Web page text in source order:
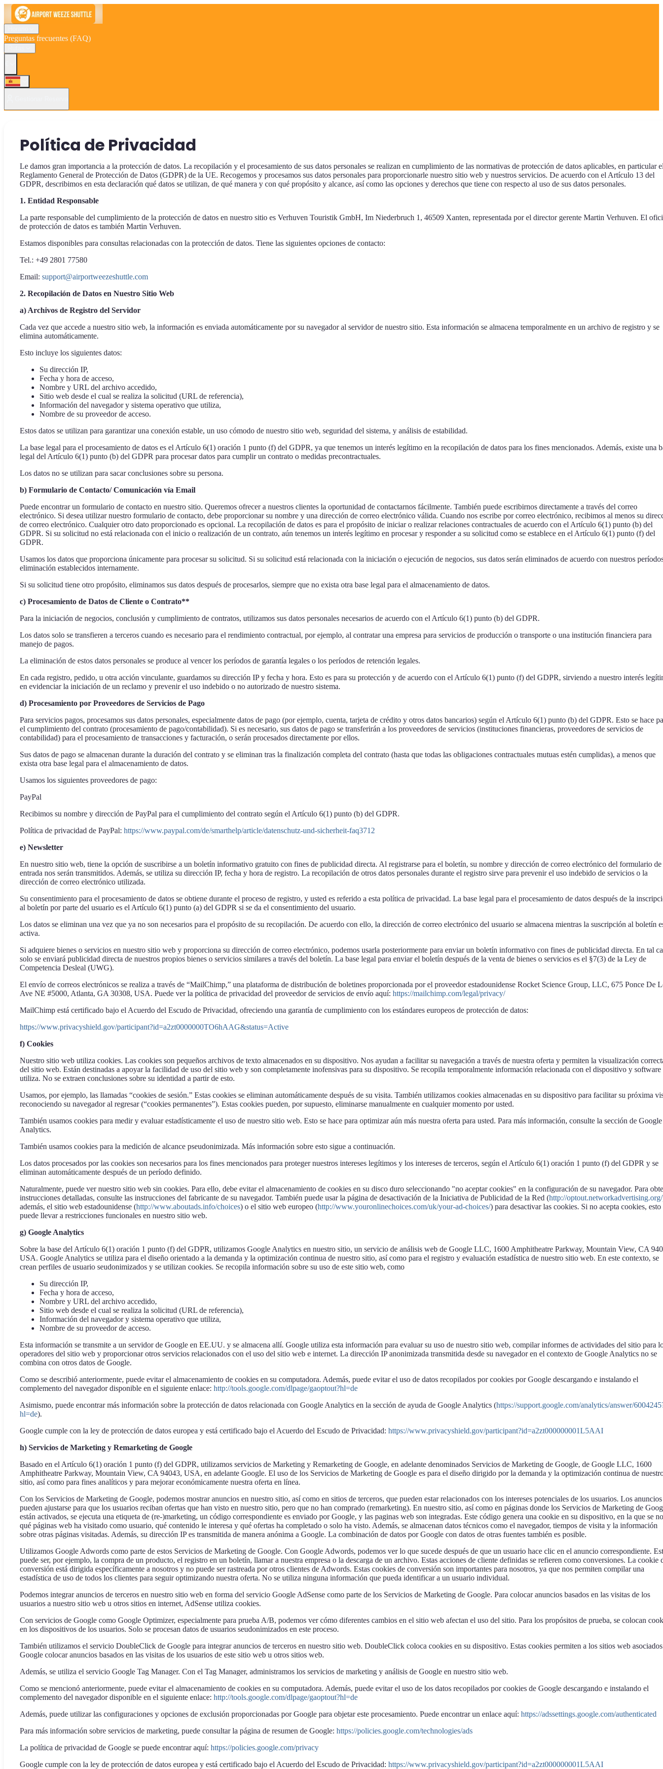
Preguntas frecuentes (FAQ)
Política de Privacidad
Le damos gran importancia a la protección de datos. La recopilación y el procesamiento de sus datos personales se realizan en cumplimiento de las normativas de protección de datos aplicables, en particular
Reglamento General de Protección de Datos (GDPR) de la UE. Recogemos y procesamos sus datos personales para proporcionarle nuestro sitio web y nuestros servicios. De acuerdo con el Artículo 13 del
GDPR, describimos en esta declaración qué datos se utilizan, de qué manera y con qué propósito y alcance, así como las opciones y derechos que tiene con respecto al uso de sus datos personales.
1. Entidad Responsable
La parte responsable del cumplimiento de la protección de datos en nuestro sitio es Verhuven Touristik GmbH, Im Niederbruch 1, 46509 Xanten, representada por el director gerente Martin Verhuven. El
de protección de datos es también Martin Verhuven.
Estamos disponibles para consultas relacionadas con la protección de datos. Tiene las siguientes opciones de contacto:
Tel.: +49 2801 77580
Email: support@airportweezeshuttle.com
2. Recopilación de Datos en Nuestro Sitio Web
a) Archivos de Registro del Servidor
Cada vez que accede a nuestro sitio web, la información es enviada automáticamente por su navegador al servidor de nuestro sitio. Esta información se almacena temporalmente en un archivo de registro y se
elimina automáticamente.
Esto incluye los siguientes datos:
Su dirección IP,
Fecha y hora de acceso,
Nombre y URL del archivo accedido,
Sitio web desde el cual se realiza la solicitud (URL de referencia),
Información del navegador y sistema operativo que utiliza,
Nombre de su proveedor de acceso.
Estos datos se utilizan para garantizar una conexión estable, un uso cómodo de nuestro sitio web, seguridad del sistema, y análisis de estabilidad.
La base legal para el procesamiento de datos es el Artículo 6(1) oración 1 punto (f) del GDPR, ya que tenemos un interés legítimo en la recopilación de datos para los fines mencionados. Además, existe una
legal del Artículo 6(1) punto (b) del GDPR para procesar datos para cumplir un contrato o medidas precontractuales.
Los datos no se utilizan para sacar conclusiones sobre su persona.
b) Formulario de Contacto/ Comunicación vía Email
Puede encontrar un formulario de contacto en nuestro sitio. Queremos ofrecer a nuestros clientes la oportunidad de contactarnos fácilmente. También puede escribirnos directamente a través del correo
electrónico. Si desea utilizar nuestro formulario de contacto, debe proporcionar su nombre y una dirección de correo electrónico válida. Cuando nos escribe por correo electrónico, recibimos al menos su
de correo electrónico. Cualquier otro dato proporcionado es opcional. La recopilación de datos es para el propósito de iniciar o realizar relaciones contractuales de acuerdo con el Artículo 6(1) punto (b) del
GDPR. Si su solicitud no está relacionada con el inicio o realización de un contrato, aún tenemos un interés legítimo en procesar y responder a su solicitud como se establece en el Artículo 6(1) punto (f) del
GDPR.
Usamos los datos que proporciona únicamente para procesar su solicitud. Si su solicitud está relacionada con la iniciación o ejecución de negocios, sus datos serán eliminados de acuerdo con nuestros
eliminación establecidos internamente.
Si su solicitud tiene otro propósito, eliminamos sus datos después de procesarlos, siempre que no exista otra base legal para el almacenamiento de datos.
c) Procesamiento de Datos de Cliente o Contrato**
Para la iniciación de negocios, conclusión y cumplimiento de contratos, utilizamos sus datos personales necesarios de acuerdo con el Artículo 6(1) punto (b) del GDPR.
Los datos solo se transfieren a terceros cuando es necesario para el rendimiento contractual, por ejemplo, al contratar una empresa para servicios de producción o transporte o una institución financiera para
manejo de pagos.
La eliminación de estos datos personales se produce al vencer los períodos de garantía legales o los períodos de retención legales.
En cada registro, pedido, u otra acción vinculante, guardamos su dirección IP y fecha y hora. Esto es para su protección y de acuerdo con el Artículo 6(1) punto (f) del GDPR, sirviendo a nuestro interés
en evidenciar la iniciación de un reclamo y prevenir el uso indebido o no autorizado de nuestro sistema.
d) Procesamiento por Proveedores de Servicios de Pago
Para servicios pagos, procesamos sus datos personales, especialmente datos de pago (por ejemplo, cuenta, tarjeta de crédito y otros datos bancarios) según el Artículo 6(1) punto (b) del GDPR. Esto se hace
el cumplimiento del contrato (procesamiento de pago/contabilidad). Si es necesario, sus datos de pago se transferirán a los proveedores de servicios (instituciones financieras, proveedores de servicios de
contabilidad) para el procesamiento de transacciones y facturación, o serán procesados directamente por ellos.
Sus datos de pago se almacenan durante la duración del contrato y se eliminan tras la finalización completa del contrato (hasta que todas las obligaciones contractuales mutuas estén cumplidas), a menos que
exista otra base legal para el almacenamiento de datos.
Usamos los siguientes proveedores de pago:
PayPal
Recibimos su nombre y dirección de PayPal para el cumplimiento del contrato según el Artículo 6(1) punto (b) del GDPR.
Política de privacidad de PayPal: https://www.paypal.com/de/smarthelp/article/datenschutz-und-sicherheit-faq3712
e) Newsletter
En nuestro sitio web, tiene la opción de suscribirse a un boletín informativo gratuito con fines de publicidad directa. Al registrarse para el boletín, su nombre y dirección de correo electrónico del formulario de
entrada nos serán transmitidos. Además, se utiliza su dirección IP, fecha y hora de registro. La recopilación de otros datos personales durante el registro sirve para prevenir el uso indebido de servicios o la
dirección de correo electrónico utilizada.
Su consentimiento para el procesamiento de datos se obtiene durante el proceso de registro, y usted es referido a esta política de privacidad. La base legal para el procesamiento de datos después de la
al boletín por parte del usuario es el Artículo 6(1) punto (a) del GDPR si se da el consentimiento del usuario.
Los datos se eliminan una vez que ya no son necesarios para el propósito de su recopilación. De acuerdo con ello, la dirección de correo electrónico del usuario se almacena mientras la suscripción al boletín
activa.
Si adquiere bienes o servicios en nuestro sitio web y proporciona su dirección de correo electrónico, podemos usarla posteriormente para enviar un boletín informativo con fines de publicidad directa. En tal
solo se enviará publicidad directa de nuestros propios bienes o servicios similares a través del boletín. La base legal para enviar el boletín después de la venta de bienes o servicios es el §7(3) de la Ley de
Competencia Desleal (UWG).
El envío de correos electrónicos se realiza a través de “MailChimp,” una plataforma de distribución de boletines proporcionada por el proveedor estadounidense Rocket Science Group, LLC, 675 Ponce De
Ave NE #5000, Atlanta, GA 30308, USA. Puede ver la política de privacidad del proveedor de servicios de envío aquí: https://mailchimp.com/legal/privacy/
MailChimp está certificado bajo el Acuerdo del Escudo de Privacidad, ofreciendo una garantía de cumplimiento con los estándares europeos de protección de datos:
https://www.privacyshield.gov/participant?id=a2zt0000000TO6hAAG&status=Active
f) Cookies
Nuestro sitio web utiliza cookies. Las cookies son pequeños archivos de texto almacenados en su dispositivo. Nos ayudan a facilitar su navegación a través de nuestra oferta y permiten la visualización
del sitio web. Están destinadas a apoyar la facilidad de uso del sitio web y son completamente inofensivas para su dispositivo. Se recopila temporalmente información relacionada con el dispositivo y software
utiliza. No se extraen conclusiones sobre su identidad a partir de esto.
Usamos, por ejemplo, las llamadas “cookies de sesión.” Estas cookies se eliminan automáticamente después de su visita. También utilizamos cookies almacenadas en su dispositivo para facilitar su próxima
reconociendo su navegador al regresar (“cookies permanentes”). Estas cookies pueden, por supuesto, eliminarse manualmente en cualquier momento por usted.
También usamos cookies para medir y evaluar estadísticamente el uso de nuestro sitio web. Esto se hace para optimizar aún más nuestra oferta para usted. Para más información, consulte la sección de Google
Analytics.
También usamos cookies para la medición de alcance pseudonimizada. Más información sobre esto sigue a continuación.
Los datos procesados por las cookies son necesarios para los fines mencionados para proteger nuestros intereses legítimos y los intereses de terceros, según el Artículo 6(1) oración 1 punto (f) del GDPR y se
eliminan automáticamente después de un período definido.
Naturalmente, puede ver nuestro sitio web sin cookies. Para ello, debe evitar el almacenamiento de cookies en su disco duro seleccionando "no aceptar cookies" en la configuración de su navegador. Para
instrucciones detalladas, consulte las instrucciones del fabricante de su navegador. También puede usar la página de desactivación de la Iniciativa de Publicidad de la Red (http://optout.networkadvertising.org/
además, el sitio web estadounidense (http://www.aboutads.info/choices) o el sitio web europeo (http://www.youronlinechoices.com/uk/your-ad-choices/) para desactivar las cookies. Si no acepta cookies, esto
puede llevar a restricciones funcionales en nuestro sitio web.
g) Google Analytics
Sobre la base del Artículo 6(1) oración 1 punto (f) del GDPR, utilizamos Google Analytics en nuestro sitio, un servicio de análisis web de Google LLC, 1600 Amphitheatre Parkway, Mountain View, CA
USA. Google Analytics se utiliza para el diseño orientado a la demanda y la optimización continua de nuestro sitio, así como para el registro y evaluación estadística de nuestro sitio web. En este contexto, se
crean perfiles de usuario seudonimizados y se utilizan cookies. Se recopila información sobre su uso de este sitio web, como
Su dirección IP,
Fecha y hora de acceso,
Nombre y URL del archivo accedido,
Sitio web desde el cual se realiza la solicitud (URL de referencia),
Información del navegador y sistema operativo que utiliza,
Nombre de su proveedor de acceso.
Esta información se transmite a un servidor de Google en EE.UU. y se almacena allí. Google utiliza esta información para evaluar su uso de nuestro sitio web, compilar informes de actividades del sitio para
operadores del sitio web y proporcionar otros servicios relacionados con el uso del sitio web e internet. La dirección IP anonimizada transmitida desde su navegador en el contexto de Google Analytics no se
combina con otros datos de Google.
Como se describió anteriormente, puede evitar el almacenamiento de cookies en su computadora. Además, puede evitar el uso de datos recopilados por cookies por Google descargando e instalando el
complemento del navegador disponible en el siguiente enlace: http://tools.google.com/dlpage/gaoptout?hl=de
Asimismo, puede encontrar más información sobre la protección de datos relacionada con Google Analytics en la sección de ayuda de Google Analytics (https://support.google.com/analytics/answer/
hl=de).
Google cumple con la ley de protección de datos europea y está certificado bajo el Acuerdo del Escudo de Privacidad: https://www.privacyshield.gov/participant?id=a2zt000000001L5AAI
h) Servicios de Marketing y Remarketing de Google
Basado en el Artículo 6(1) oración 1 punto (f) del GDPR, utilizamos servicios de Marketing y Remarketing de Google, en adelante denominados Servicios de Marketing de Google, de Google LLC, 1600
Amphitheatre Parkway, Mountain View, CA 94043, USA, en adelante Google. El uso de los Servicios de Marketing de Google es para el diseño dirigido por la demanda y la optimización continua de
sitio, así como para fines analíticos y para mejorar económicamente nuestra oferta en línea.
Con los Servicios de Marketing de Google, podemos mostrar anuncios en nuestro sitio, así como en sitios de terceros, que pueden estar relacionados con los intereses potenciales de los usuarios. Los anuncios
pueden ajustarse para que los usuarios reciban ofertas que han visto en nuestro sitio, pero que no han comprado (remarketing). En nuestro sitio, así como en páginas donde los Servicios de Marketing de
están activados, se ejecuta una etiqueta de (re-)marketing, un código correspondiente es enviado por Google, y las paginas web son integradas. Este código genera una cookie en su dispositivo, en la que se
qué páginas web ha visitado como usuario, qué contenido le interesa y qué ofertas ha completado o solo ha visto. Además, se almacenan datos técnicos como el navegador, tiempos de visita y la información
sobre otras páginas visitadas. Además, su dirección IP es transmitida de manera anónima a Google. La combinación de datos por Google con datos de otras fuentes también es posible.
Utilizamos Google Adwords como parte de estos Servicios de Marketing de Google. Con Google Adwords, podemos ver lo que sucede después de que un usuario hace clic en el anuncio correspondiente.
puede ser, por ejemplo, la compra de un producto, el registro en un boletín, llamar a nuestra empresa o la descarga de un archivo. Estas acciones de cliente definidas se refieren como conversiones. La cookie
conversión está dirigida específicamente a nosotros y no puede ser rastreada por otros clientes de Adwords. Estas cookies de conversión son importantes para nosotros, ya que nos permiten compilar una
estadística de uso de todos los clientes para seguir optimizando nuestra oferta. No se utiliza ninguna información que pueda identificar a un usuario individual.
Podemos integrar anuncios de terceros en nuestro sitio web en forma del servicio Google AdSense como parte de los Servicios de Marketing de Google. Para colocar anuncios basados en las visitas de los
usuarios a nuestro sitio web u otros sitios en internet, AdSense utiliza cookies.
Con servicios de Google como Google Optimizer, especialmente para prueba A/B, podemos ver cómo diferentes cambios en el sitio web afectan el uso del sitio. Para los propósitos de prueba, se colocan
en los dispositivos de los usuarios. Solo se procesan datos de usuarios seudonimizados en este proceso.
También utilizamos el servicio DoubleClick de Google para integrar anuncios de terceros en nuestro sitio web. DoubleClick coloca cookies en su dispositivo. Estas cookies permiten a los sitios web
Google colocar anuncios basados en las visitas de los usuarios de este sitio web u otros sitios web.
Además, se utiliza el servicio Google Tag Manager. Con el Tag Manager, administramos los servicios de marketing y análisis de Google en nuestro sitio web.
Como se mencionó anteriormente, puede evitar el almacenamiento de cookies en su computadora. Además, puede evitar el uso de los datos recopilados por cookies de Google descargando e instalando el
complemento del navegador disponible en el siguiente enlace: http://tools.google.com/dlpage/gaoptout?hl=de
Además, puede utilizar las configuraciones y opciones de exclusión proporcionadas por Google para objetar este procesamiento. Puede encontrar un enlace aquí: https://adssettings.google.com/authenticated
Para más información sobre servicios de marketing, puede consultar la página de resumen de Google: https://policies.google.com/technologies/ads
La política de privacidad de Google se puede encontrar aquí: https://policies.google.com/privacy
Google cumple con la ley de protección de datos europea y está certificado bajo el Acuerdo del Escudo de Privacidad: https://www.privacyshield.gov/participant?id=a2zt000000001L5AAI